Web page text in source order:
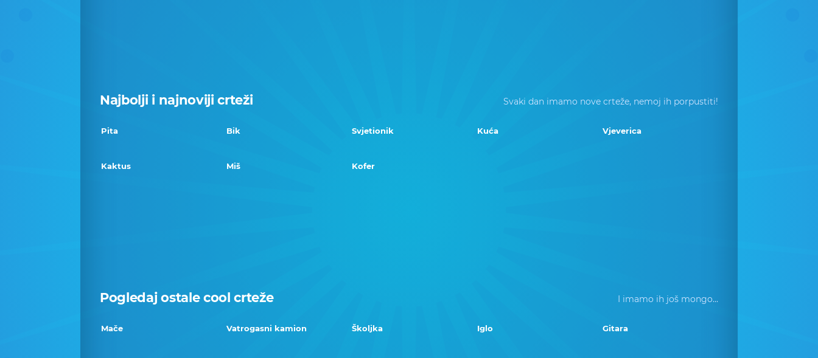
Najbolji i najnoviji crteži Svaki dan imamo nove crteže, nemoj ih porpustiti!
Pita Bik Svjetionik Kuća Vjeverica
Kaktus Miš Kofer
Pogledaj ostale cool crteže I imamo ih još mongo...
Mače Vatrogasni kamion Školjka Iglo Gitara